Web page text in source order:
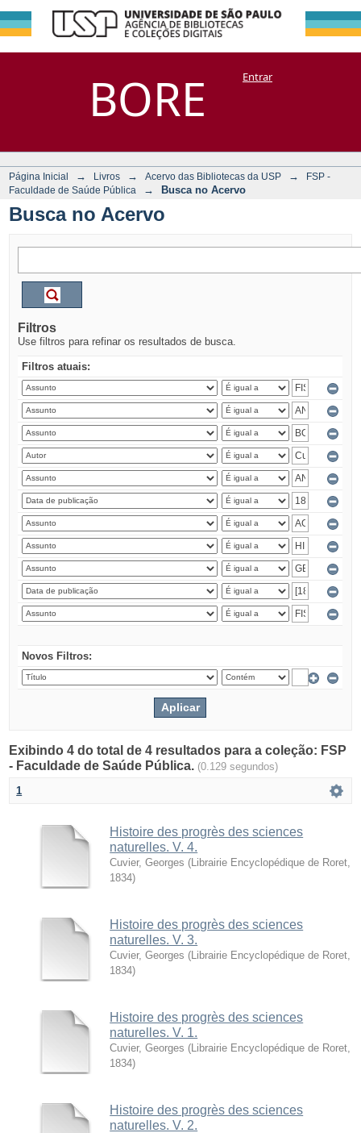
BORE
Busca no Acervo
DSpace/Manakin + CoriscoEntrar
Página Inicial → Livros → Acervo das Bibliotecas da USP →
FSP -
Faculdade de Saúde Pública
→ Busca no Acervo
Busca no Acervo
Filtros
Use filtros para refinar os resultados de busca.
Filtros atuais:
Novos Filtros:
Exibindo 4 do total de 4 resultados para a coleção: FSP
- Faculdade de Saúde Pública. (0.129 segundos)
1
Histoire des progrès des sciences
naturelles. V. 4.
Cuvier, Georges ( Librairie Encyclopédique de Roret
1834)
Histoire des progrès des sciences
naturelles. V. 3.
Cuvier, Georges ( Librairie Encyclopédique de Roret
1834)
Histoire des progrès des sciences
naturelles. V. 1.
Cuvier, Georges ( Librairie Encyclopédique de Roret
1834)
Histoire des progrès des sciences
naturelles. V. 2.